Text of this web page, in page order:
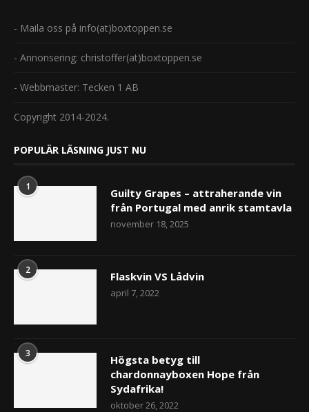
- Maila oss på info(at)boxtoppen.se
- Annonsering: christoffer(at)boxtoppen.se
- Webbmaster: Tecken 1 AB
Copyright 2014-2024.
POPULÄR LÄSNING JUST NU
1
Guilty Grapes – attraherande vin
från Portugal med anrik stamtavla
november 18, 2025
2 Flaskvin VS Lådvin
april 7, 2022
3
Högsta betyg till
chardonnayboxen Hope från
Sydafrika!
oktober 26, 2022